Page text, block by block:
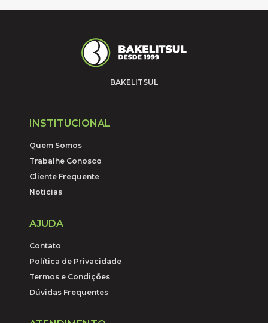
BAKELITSUL
INSTITUCIONAL
Quem Somos
Trabalhe Conosco
Cliente Frequente
Noticias
AJUDA
Contato
Política de Privacidade
Termos e Condições
Dúvidas Frequentes